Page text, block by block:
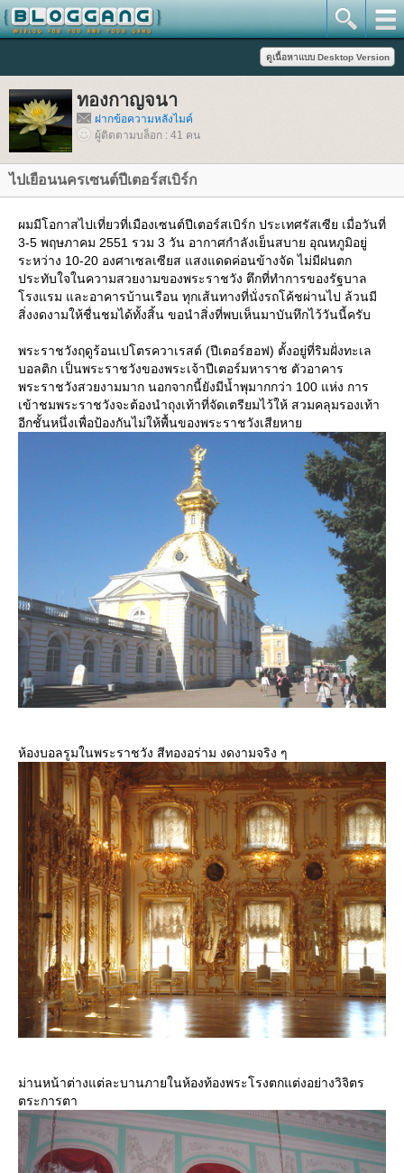
ทองกาญจนา
ฝากข้อความหลังไมค์
ผู้ติดตามบล็อก : 41 คน
ไปเยือนนครเซนต์ปีเตอร์สเบิร์ก
ผมมีโอกาสไปเที่ยวที่เมืองเซนต์ปีเตอร์สเบิร์ก ประเทศรัสเซีย เมื่อวันที่
3-5 พฤษภาคม 2551 รวม 3 วัน อากาศกำลังเย็นสบาย อุณหภูมิอยู่
ระหว่าง 10-20 องศาเซลเซียส แสงแดดค่อนข้างจัด ไม่มีฝนตก
ประทับใจในความสวยงามของพระราชวัง ตึกที่ทำการของรัฐบาล
รงแรม และอาคารบ้านเรือน ทุกเส้นทางที่นั่งรถโค้ชผ่านไป ล้วนมี
สิ่งงดงามให้ชื่นชมได้ทั้งสิ้น ขอนำสิ่งที่พบเห็นมาบันทึกไว้วันนี้ครับ
พระราชวังฤดูร้อนเปโตรควาเรสต์ (ปีเตอร์ฮอฟ) ตั้งอยู่ที่ริมฝั่งทะเล
บอลติก เป็นพระราชวังของพระเจ้าปีเตอร์มหาราช ตัวอาคาร
พระราชวังสวยงามมาก นอกจากนี้ยังมีน้ำพุมากกว่า 100 แห่ง การ
เข้าชมพระราชวังจะต้องนำถุงเท้าที่จัดเตรียมไว้ให้ สวมคลุมรองเท้า
อีกชั้นหนึ่งเพื่อป้องกันไม่ให้พื้นของพระราชวังเสียหา
ห้องบอลรูมในพระราชวัง สีทองอร่าม งดงามจริง ๆ
ม่านหน้าต่างแต่ละบานภายในห้องท้องพระโรงตกแต่งอย่างวิจิตร
ตระการตา